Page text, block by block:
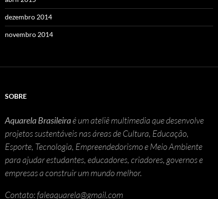
dezembro 2014
novembro 2014
SOBRE
Aquarela Brasileiraé um ateliê multimedia que desenvolve
projetos sustentáveis nas áreas de Cultura, Educação,
Esporte, Tecnologia, Empreendedorismo e Meio Ambiente
para ajudar estudantes, educadores, criadores, governos e
empresas a construir um mundo melhor.
Contato: faleaquarela@gmail.com